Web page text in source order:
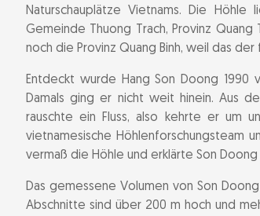
Doline 1 - Watch Out For
Doline 2 - Garden of Edam
Höhlenperlen
Passchendaele Passage
The Great Wall of Vietnam
Entdeckung und Erforschung
Naturschauplätze Vietnams. Die
Gemeinde Thuong Trach, Provinz
noch die Provinz Quang Binh, weil das
Entdeckt wurde Hang Son Doong 1990
Damals ging er nicht weit hinein. Aus
rauschte ein Fluss, also kehrte er um
vietnamesische Höhlenforschungsteam
vermaß die Höhle und erklärte Son
Das gemessene Volumen von Son
Abschnitte sind über 200 m hoch und